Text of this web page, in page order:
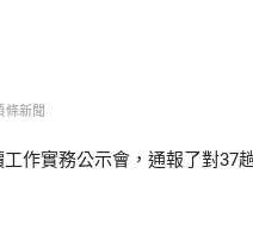
條新聞
作實務公示會，通報了對37